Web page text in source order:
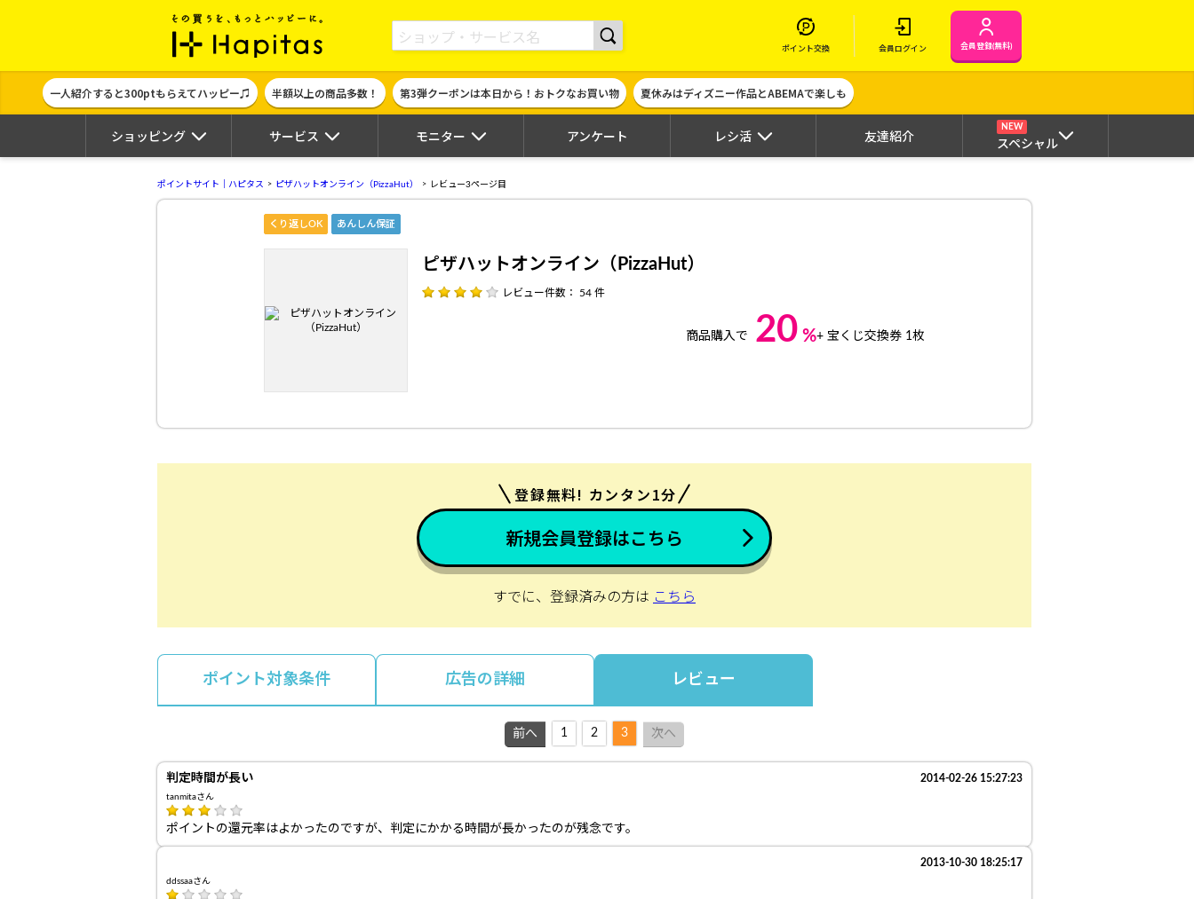
ポイント貯めて現金やギフト券に交換できるポイントサイト | ハピタス
ポイント交換 会員ログイン 会員登録(無料)
一人紹介すると300ptもらえてハッピー♫ 半額以上の商品多数！ 第3弾クーポンは本日から！おトクなお買い物 夏休みはディズニー作品とABEMAで楽しも
ショッピング サービス モニター アンケート レシ活 友達紹介
NEW
スペシャル
ポイントサイト｜ハピタス ピザハットオンライン（PizzaHut） レビュー3ページ目
くり返しOK あんしん保証
ピザハットオンライン（PizzaHut）
レビュー件数： 54 件
商品購入で 20 %+ 宝くじ交換券 1枚
登録無料! カンタン1分
新規会員登録はこちら
すでに、登録済みの方は こちら
ポイント対象条件 広告の詳細 レビュー
前へ 1 2 3 次へ
判定時間が長い 2014-02-26 15:27:23
tanmitaさん
ポイントの還元率はよかったのですが、判定にかかる時間が長かったのが残念です。
2013-10-30 18:25:17
ddssaaさん